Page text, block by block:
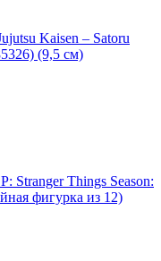
Kaisen – Satoru
(9,5 см)
Stranger Things Season:
фигурка из 12)